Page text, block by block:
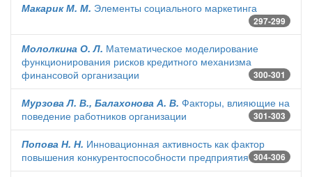
Макарик М. М. Элементы социального маркетинга
297-299
Мололкина О. Л. Математическое моделирование
функционирования рисков кредитного механизма
финансовой организации
300-301
Мурзова Л. В., Балахонова А. В. Факторы, влияющие на
поведение работников организации
301-303
Попова Н. Н. Инновационная активность как фактор
повышения конкурентоспособности предприятия 304-306